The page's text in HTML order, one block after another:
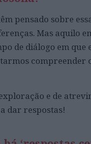
pensado sobre
Mas aquilo
de diálogo em
compreender
e de
dar respostas!